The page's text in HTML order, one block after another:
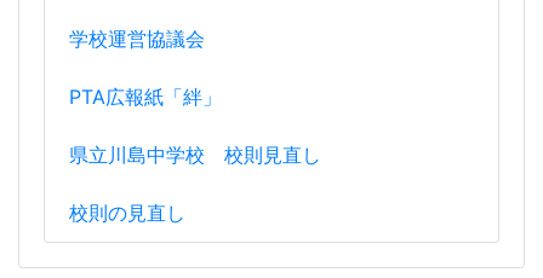
学校運営協議会
PTA広報紙「絆」
県立川島中学校 校則見直し
校則の見直し